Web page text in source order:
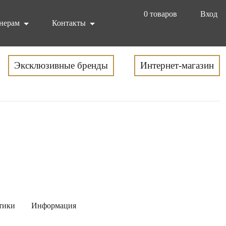
0 товаров
Вход
Контакты
Эксклюзивные бренды Интернет-магазин
Информация